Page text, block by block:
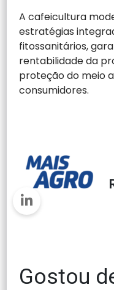
A cafeicultura
estratégias
fitossanitários,
rentabilidade da
proteção do meio
consumidores.
Gostou